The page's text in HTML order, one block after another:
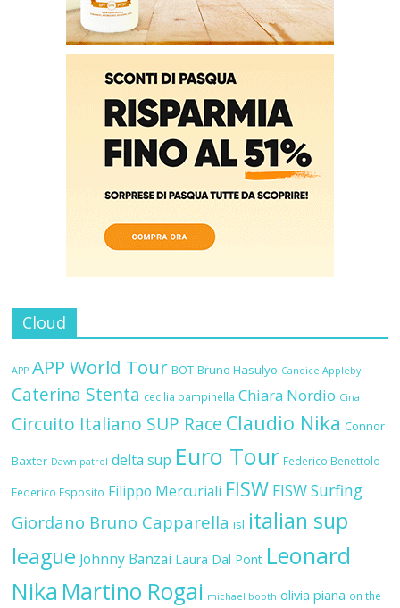
Cloud
APP APP World Tour BOT Bruno Hasulyo Candice Appleby
Caterina Stenta cecilia pampinella Chiara Nordio Cina
Circuito Italiano SUP Race Claudio Nika Connor
Baxter Dawn patrol delta sup Euro Tour Federico Benettolo
Federico Esposito Filippo Mercuriali FISW FISW Surfing
Giordano Bruno Capparella isl italian sup
league Johnny Banzai Laura Dal Pont Leonard
Nika Martino Rogai michael booth olivia piana on the